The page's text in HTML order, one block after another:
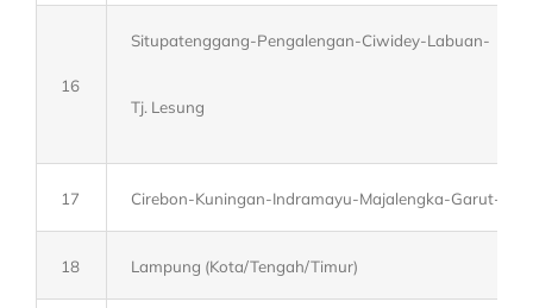
16
Situpatenggang-Pengalengan-Ciwidey-Labuan-
Tj. Lesung
17 Cirebon-Kuningan-Indramayu-Majalengka-Garut-
18 Lampung (Kota/Tengah/Timur)